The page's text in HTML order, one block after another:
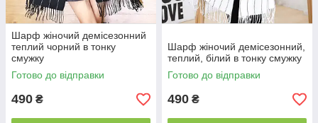
Шарф жіночий демісезонний
теплий чорний в тонку
смужку
Готово до відправки
490 ₴
Шарф жіночий демісезонний,
теплий, білий в тонку смужку
Готово до відправки
490 ₴